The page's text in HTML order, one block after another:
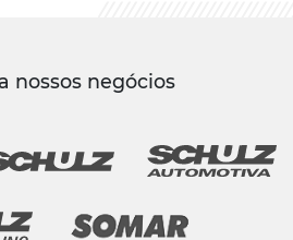
nossos negócios